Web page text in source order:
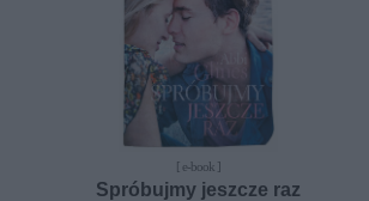
[ e-book ]
Spróbujmy jeszcze raz